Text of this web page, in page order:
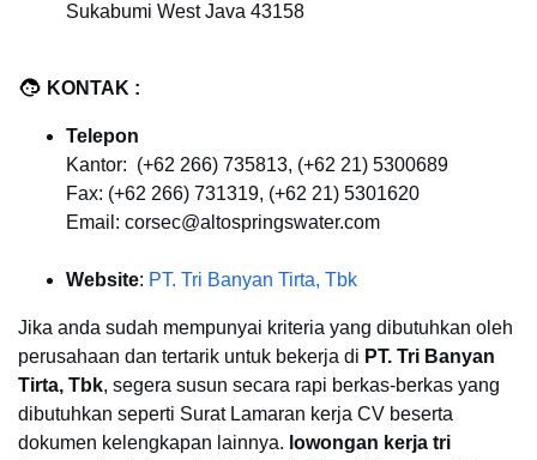
Sukabumi West Java 43158
KONTAK :
Telepon
Kantor: (+62 266) 735813, (+62 21) 5300689
Fax: (+62 266) 731319, (+62 21) 5301620
Email: corsec@altospringswater.com
Website: PT. Tri Banyan Tirta, Tbk
Jika anda sudah mempunyai kriteria yang dibutuhkan oleh
perusahaan dan tertarik untuk bekerja di PT. Tri Banyan
Tirta, Tbk, segera susun secara rapi berkas-berkas yang
dibutuhkan seperti Surat Lamaran kerja CV beserta
dokumen kelengkapan lainnya. lowongan kerja tri